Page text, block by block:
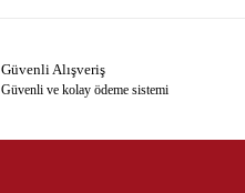
Güvenli Alışveriş
Güvenli ve kolay ödeme sistemi